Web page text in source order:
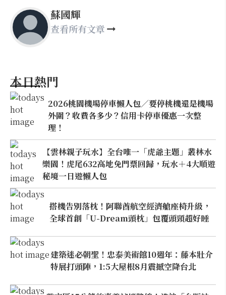
蘇國輝
查看所有文章
本日熱門
2026桃園機場停車懶人包／要停桃機還是機場
外圍？收費各多少？信用卡停車優惠一次整
理！
【雲林親子玩水】全台唯一「虎爺主題」叢林水
樂園！虎尾632高地免門票回歸，玩水＋4大順遊
秘境一日遊懶人包
搭機告別落枕！阿聯酋航空經濟艙座椅升級，
全球首創「U-Dream頭枕」包覆頭頸超好睡
建築迷必朝聖！忠泰美術館10週年：藤本壯介
特展打頭陣，1:5大屋根8月震撼空降台北